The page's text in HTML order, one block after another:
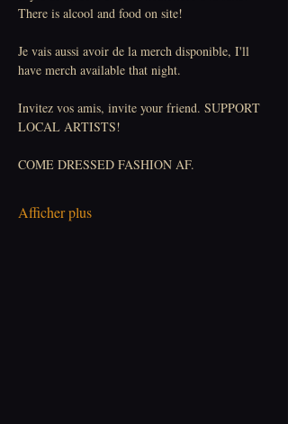
There is alcool and food on site!
Je vais aussi avoir de la merch disponible, I'll
have merch available that night.
Invitez vos amis, invite your friend. SUPPORT
LOCAL ARTISTS!
COME DRESSED FASHION AF.
Afficher plus